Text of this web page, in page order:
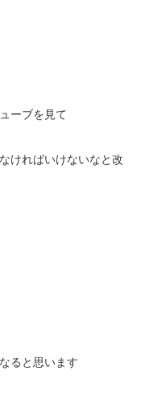
ーブを見て
ければいけないなと改
ると思います